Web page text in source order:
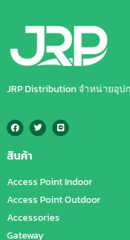
JRP Distribution จำหน่ายอุ
สินค้า
Access Point Indoor
Access Point Outdoor
Accessories
Gateway